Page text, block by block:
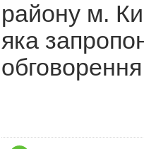
району м.
яка